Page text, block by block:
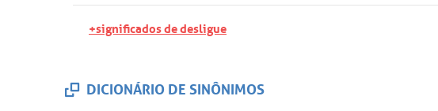
+significados de desligue
DICIONÁRIO DE SINÔNIMOS